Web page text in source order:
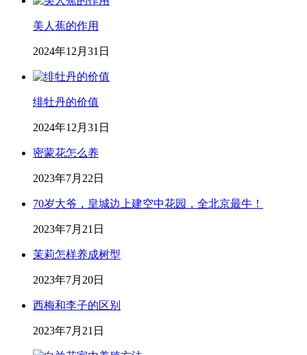
美人蕉的作用
2024年12月31日
绯牡丹的价值
2024年12月31日
密蒙花怎么养
2023年7月22日
70岁大爷，皇城边上建空中花园，全北京最牛！
2023年7月21日
茉莉怎样养成树型
2023年7月20日
西梅和李子的区别
2023年7月21日